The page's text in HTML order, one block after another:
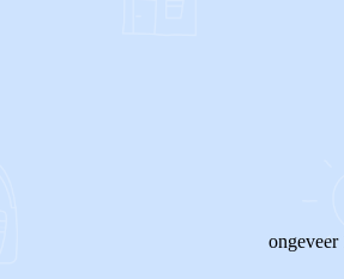
ongeveer